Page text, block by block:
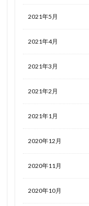
2021年5月
2021年4月
2021年3月
2021年2月
2021年1月
2020年12月
2020年11月
2020年10月